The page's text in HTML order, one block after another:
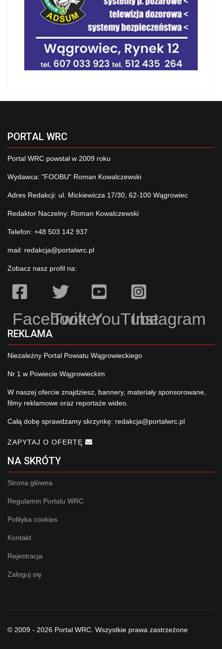
PORTAL WRC
Portal WRC powstał w 2009 roku
Wydawca: "FOOBU" Roman Kowalczewski
Adres Redakcji: ul. Mickiewicza 17/30, 62-100 Wągrowiec
Redaktor Naczelny: Roman Kowalczewski
Telefon: +48 503 142 937
mail: redakcja@portalwrc.pl
Zobacz nasz profil na:
Facebook
TwitterYouTubeInstagram
REKLAMA
Niezależny Portal Powiatu Wągrowieckiego
Nr 1 w Powiecie Wągrowieckim
W naszej ofercie znajdziesz, bannery, materiały sponsorowane,
filmy reklamowe oraz reportaże wideo.
Całą dobę sprawdzamy skrzynkę: redakcja@portalwrc.pl
ZAPYTAJ O OFERTĘ
NA SKRÓTY
Strona główna
Regulamin Portalu WRC
Polityka cookies
Kontakt
Rejestracja
Zaloguj się
© 2009 - 2026 Portal WRC. Wszystkie prawa zastrzeżone